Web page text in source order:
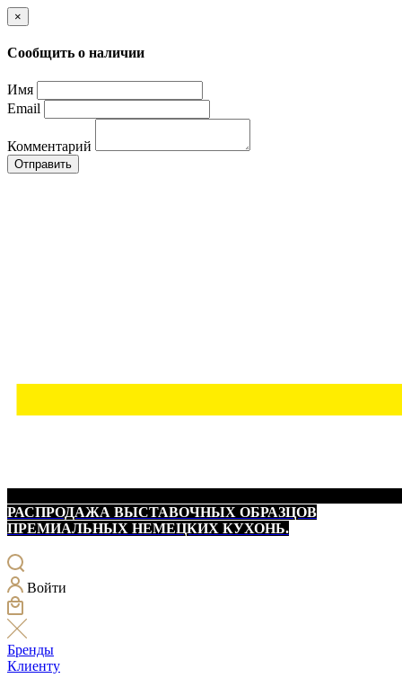
×
Сообщить о наличии
Имя
Email
Комментарий
Отправить
РАСПРОДАЖА ВЫСТАВОЧНЫХ ОБРАЗЦОВ
ПРЕМИАЛЬНЫХ НЕМЕЦКИХ КУХОНЬ.
Войти
Бренды
Клиенту